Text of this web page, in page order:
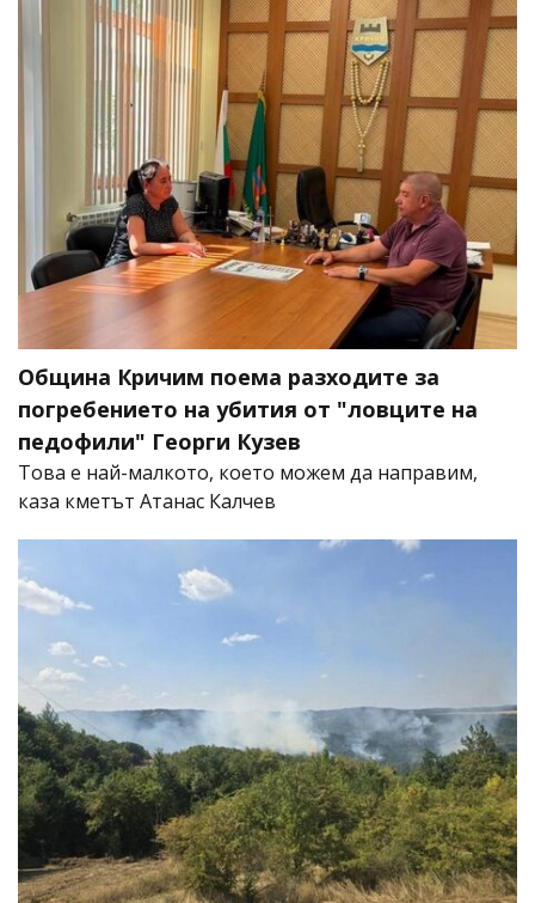
Община Кричим поема разходите за
погребението на убития от "ловците на
педофили" Георги Кузев
Това е най-малкото, което можем да направим,
каза кметът Атанас Калчев